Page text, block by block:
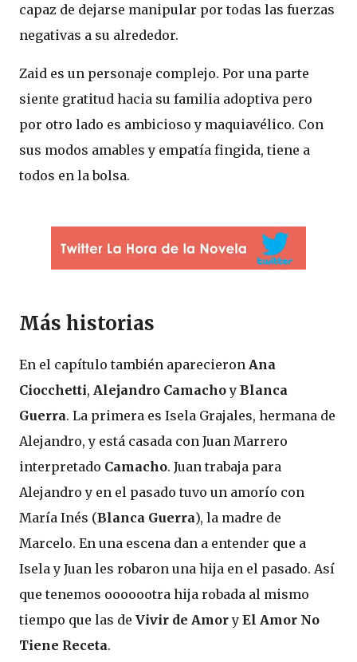
capaz de dejarse manipular por todas las fuerzas
negativas a su alrededor.
Zaid es un personaje complejo. Por una parte
siente gratitud hacia su familia adoptiva pero
por otro lado es ambicioso y maquiavélico. Con
sus modos amables y empatía fingida, tiene a
todos en la bolsa.
Más historias
En el capítulo también aparecieron Ana
Ciocchetti, Alejandro Camachoy Blanca
Guerra. La primera es Isela Grajales, hermana de
Alejandro, y está casada con Juan Marrero
interpretado Camacho. Juan trabaja para
Alejandro y en el pasado tuvo un amorío con
María Inés (Blanca Guerra), la madre de
Marcelo. En una escena dan a entender que a
Isela y Juan les robaron una hija en el pasado. Así
que tenemos ooooootra hija robada al mismo
tiempo que las de Vivir de Amory El Amor No
Tiene Receta.